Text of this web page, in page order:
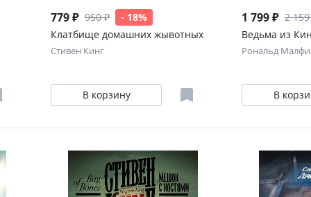
779 ₽ 950 ₽
- 18%
Клатбище домашних жывотных
Стивен Кинг
В корзину
1 799 ₽ 2
Ведьма из
Рональд Малфи
В